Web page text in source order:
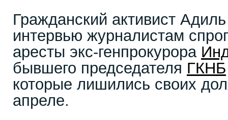
Гражданский активист
интервью журналистам
аресты экс-генпрокурора
бывшего председателя ГКНБ
которые лишились своих
апреле.